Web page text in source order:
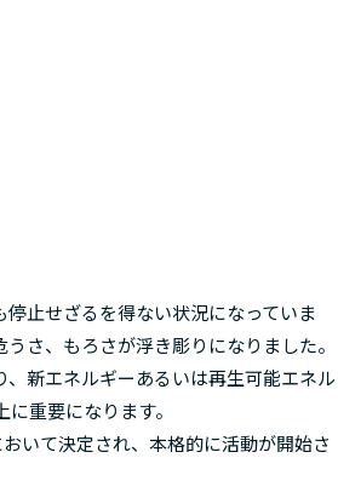
止せざるを得ない状況になっていま
さ、もろさが浮き彫りになりました。
新エネルギーあるいは再生可能エネル
重要になります。
いて決定され、本格的に活動が開始さ